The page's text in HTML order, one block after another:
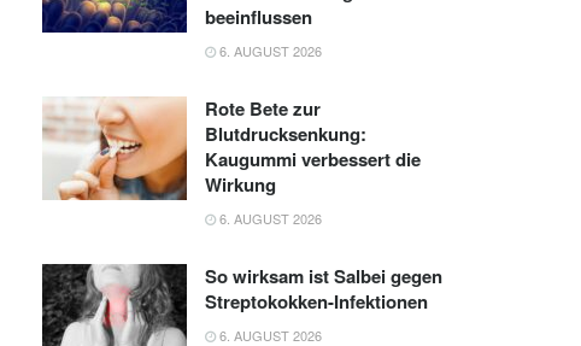
beeinflussen
6. AUGUST 2026
Rote Bete zur
Blutdrucksenkung:
Kaugummi verbessert die
Wirkung
6. AUGUST 2026
So wirksam ist Salbei gegen
Streptokokken-Infektionen
6. AUGUST 2026